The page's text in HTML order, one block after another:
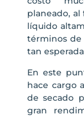
planeado,
líquido
términos de
tan
En este
hace cargo
de secado
gran